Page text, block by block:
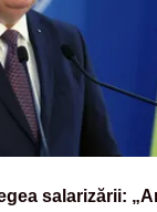
salarizării: